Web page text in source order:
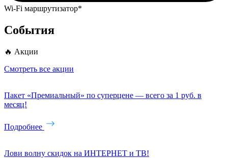
Wi-Fi маршрутизатор*
События
🔥 Акции
Смотреть все акции
Пакет «Премиальный» по суперцене — всего за 1 руб. в
месяц!
Подробнее
Лови волну скидок на ИНТЕРНЕТ и ТВ!